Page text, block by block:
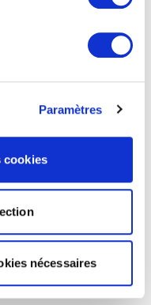
Paramètres
cookies
nécessaires